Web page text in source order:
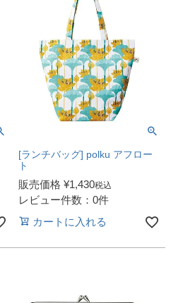
[ランチバッグ] polku アフロー
ト
販売価格 ¥1,430税込
レビュー件数：0件
カートに入れる